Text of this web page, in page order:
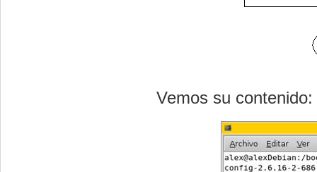
Vemos su contenido: